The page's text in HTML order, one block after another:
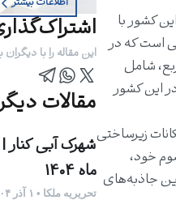
کشور با
است که در
با مساحتی حدود ۳۱۹ هزار کیلومتر مربع، شامل
این کشور
زیرساختی
خود،
جاذبه‌های
این مقاله را با
مقالات
شهرک آبی کنار
ماه 1404
تحریریه ملکا • ۱ آذر ۱۴۰۴